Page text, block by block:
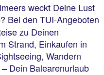
weckt Deine Lust
? Bei den TUI-Angeboten
zu Deinen
Strand, Einkaufen in
Wandern
Dein Balearenurlaub